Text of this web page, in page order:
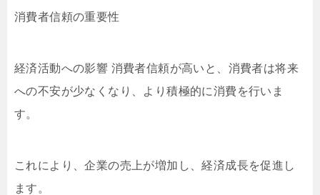
消費者信頼の重要性
経済活動への影響 消費者信頼が高いと、消費者は将来
への不安が少なくなり、より積極的に消費を行いま
す。
これにより、企業の売上が増加し、経済成長を促進し
ます。